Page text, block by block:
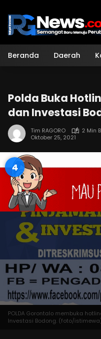
konten
Beranda Daerah
Polda Buka
dan Investasi
Tim RAGORO
2 Min
Oktober 25, 2021
3
POLDA Gorontalo membuka
Investasi Bodong. (foto/